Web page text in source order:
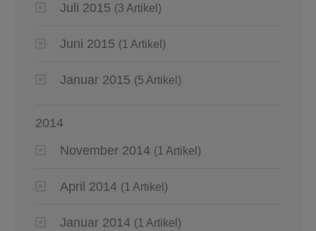
Juli 2015 (3 Artikel)
Juni 2015 (1 Artikel)
Januar 2015 (5 Artikel)
2014
November 2014 (1 Artikel)
April 2014 (1 Artikel)
Januar 2014 (1 Artikel)